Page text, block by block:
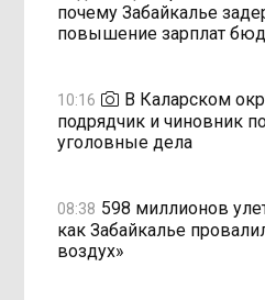
почему Забайкалье
повышение зарплат
10:16
В Каларском
подрядчик и чиновник
уголовные дела
08:38 598 миллионов
как Забайкалье
воздух»